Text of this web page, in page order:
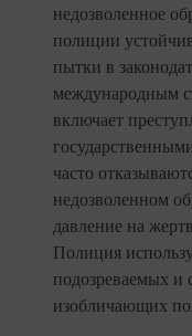
недозволенное
полиции
пытки в
международным
включает
часто
недозволенном
давление на
Полиция
подозреваемых и
изобличающих